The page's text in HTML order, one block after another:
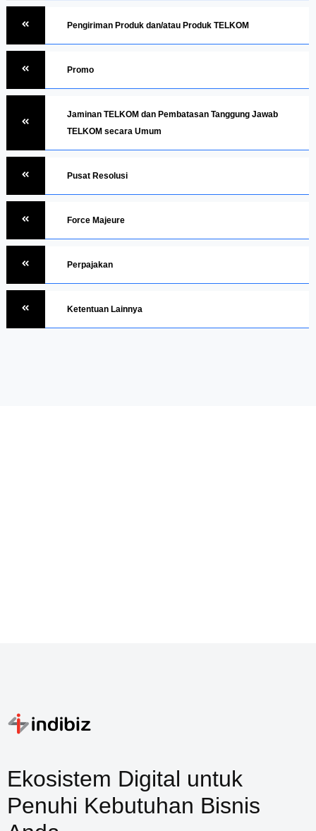
Pengiriman Produk dan/atau Produk TELKOM
Promo
Jaminan TELKOM dan Pembatasan Tanggung Jawab
TELKOM secara Umum
Pusat Resolusi
Force Majeure
Perpajakan
Ketentuan Lainnya
Ekosistem Digital untuk
Penuhi Kebutuhan Bisnis